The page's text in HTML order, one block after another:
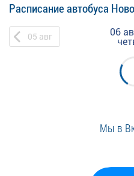
Расписание автобуса
05 авг 06
Мы в